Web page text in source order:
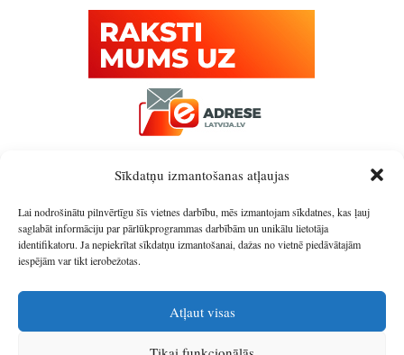
Sīkdatņu izmantošanas atļaujas
Lai nodrošinātu pilnvērtīgu šīs vietnes darbību, mēs izmantojam sīkdatnes, kas ļauj
saglabāt informāciju par pārlūkprogrammas darbībām un unikālu lietotāja
identifikatoru. Ja nepiekrītat sīkdatņu izmantošanai, dažas no vietnē piedāvātajām
iespējām var tikt ierobežotas.
Atļaut visas